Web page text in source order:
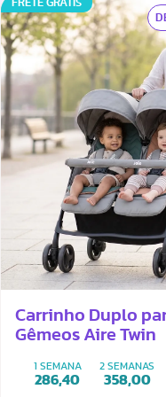
FRETE GRÁTIS
Carrinho Duplo
Gêmeos Aire Twin
1 SEMANA
286,40
2 SEMANAS
358,00